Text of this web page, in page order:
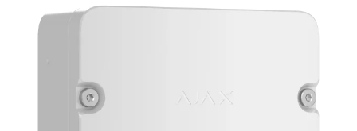
VERKKOKAUPPA